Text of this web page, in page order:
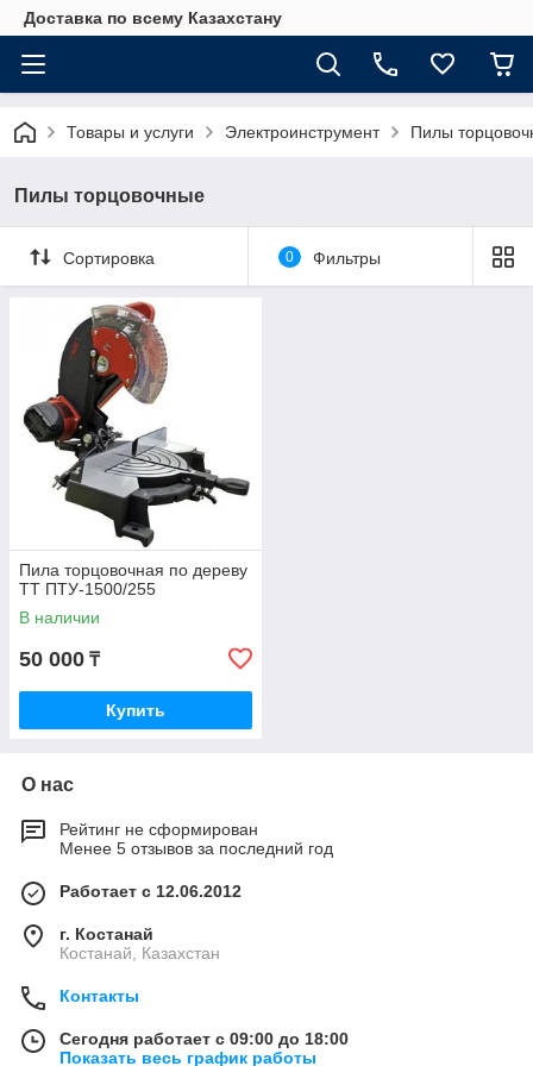
Доставка по всему Казахстану
Товары и услуги Электроинструмент Пилы
Пилы торцовочные
Сортировка 0 Фильтры
Пила торцовочная по дереву
TT ПТУ-1500/255
В наличии
50 000 ₸
Купить
О нас
Рейтинг не сформирован
Менее 5 отзывов за последний год
Работает с 12.06.2012
г. Костанай
Костанай, Казахстан
Контакты
Сегодня работает с 09:00 до 18:00
Показать весь график работы